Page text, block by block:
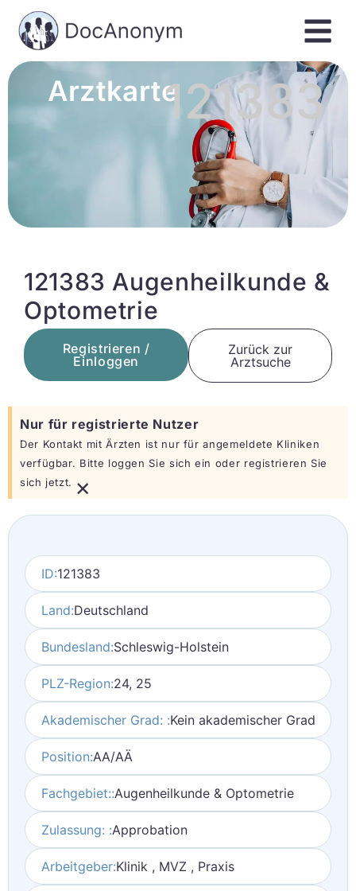
Arztkarte121383
121383 Augenheilkunde &
Optometrie
Registrieren /
Einloggen
Zurück zur
Arztsuche
Nur für registrierte Nutzer
Der Kontakt mit Ärzten ist nur für angemeldete Kliniken
verfügbar. Bitte loggen Sie sich ein oder registrieren Sie
sich jetzt. ×
ID:121383
Land:Deutschland
Bundesland:Schleswig-Holstein
PLZ-Region:24, 25
Akademischer Grad: :Kein akademischer Grad
Position:AA/AÄ
Fachgebiet::Augenheilkunde & Optometrie
Zulassung: :Approbation
Arbeitgeber:Klinik , MVZ , Praxis